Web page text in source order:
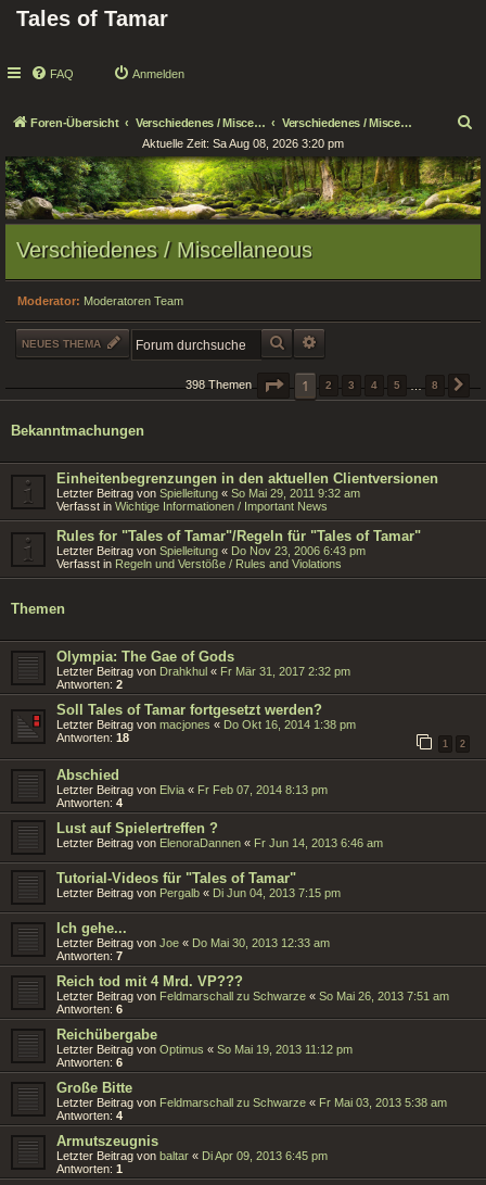
Tales of Tamar
FAQ Anmelden
Foren-Übersicht Verschiedenes / Miscellaneous Verschiedenes / Miscellaneous
c
h
e
Aktuelle Zeit: Sa Aug 08, 2026 3:20 pm
Verschiedenes / Miscellaneous
Moderator: Moderatoren Team
NEUES THEMA SUCHE
398 Themen SEITE 1VON
1 2 3 4 5 … 8
Bekanntmachungen
Einheitenbegrenzungen in den aktuellen Clientversionen
Letzter Beitrag von Spielleitung « So Mai 29, 2011 9:32 am
Verfasst in Wichtige Informationen / Important News
Rules for "Tales of Tamar"/Regeln für "Tales of Tamar"
Letzter Beitrag von Spielleitung « Do Nov 23, 2006 6:43 pm
Verfasst in Regeln und Verstöße / Rules and Violations
Themen
Olympia: The Gae of Gods
Letzter Beitrag von Drahkhul « Fr Mär 31, 2017 2:32 pm
Antworten: 2
Soll Tales of Tamar fortgesetzt werden?
Letzter Beitrag von macjones « Do Okt 16, 2014 1:38 pm
Antworten: 18
1 2
Abschied
Letzter Beitrag von Elvia « Fr Feb 07, 2014 8:13 pm
Antworten: 4
Lust auf Spielertreffen ?
Letzter Beitrag von ElenoraDannen « Fr Jun 14, 2013 6:46 am
Tutorial-Videos für "Tales of Tamar"
Letzter Beitrag von Pergalb « Di Jun 04, 2013 7:15 pm
Ich gehe...
Letzter Beitrag von Joe « Do Mai 30, 2013 12:33 am
Antworten: 7
Reich tod mit 4 Mrd. VP???
Letzter Beitrag von Feldmarschall zu Schwarze « So Mai 26, 2013 7:51 am
Antworten: 6
Reichübergabe
Letzter Beitrag von Optimus « So Mai 19, 2013 11:12 pm
Antworten: 6
Große Bitte
Letzter Beitrag von Feldmarschall zu Schwarze « Fr Mai 03, 2013 5:38 am
Antworten: 4
Armutszeugnis
Letzter Beitrag von baltar « Di Apr 09, 2013 6:45 pm
Antworten: 1